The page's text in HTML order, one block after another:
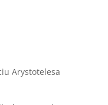
Arystotelesa